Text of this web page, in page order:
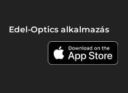
Edel-Optics alkalmazás